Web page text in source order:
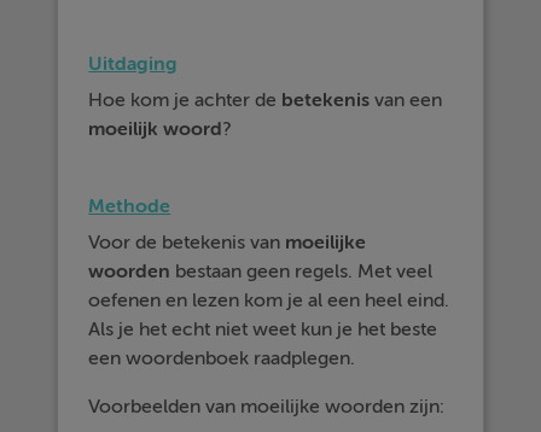
Uitdaging
Hoe kom je achter de betekenis van een
moeilijk woord?
Methode
Voor de betekenis van moeilijke
woorden bestaan geen regels. Met veel
oefenen en lezen kom je al een heel eind.
Als je het echt niet weet kun je het beste
een woordenboek raadplegen.
Voorbeelden van moeilijke woorden zijn: